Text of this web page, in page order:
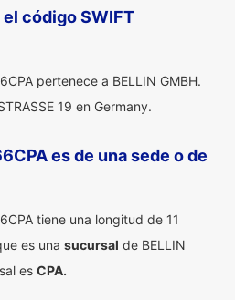
código SWIFT
pertenece a BELLIN GMBH.
19 en Germany.
es de una sede o de
tiene una longitud de 11
es una sucursal de BELLIN
es CPA.